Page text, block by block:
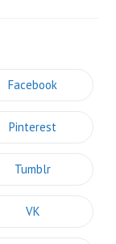
Opens
new
window
Facebook
Opens
new
window
Pinterest
Opens
new
window
Tumblr
Opens
VK